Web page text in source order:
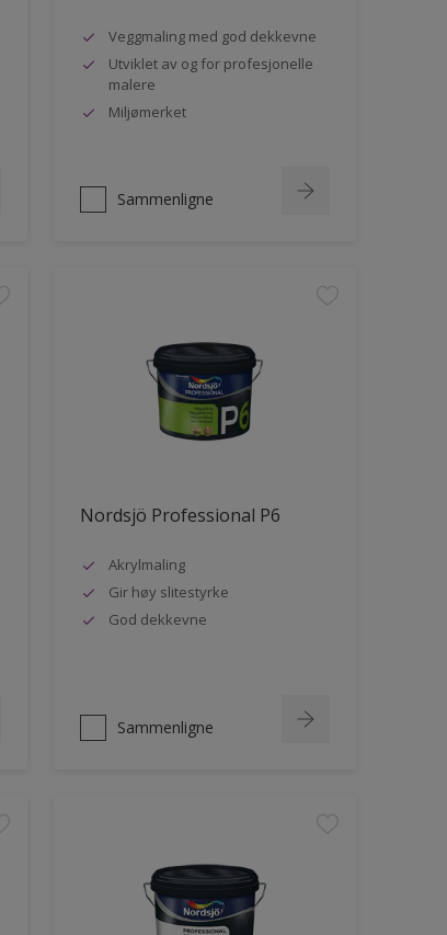
Veggmaling med god dekkevne
Utviklet av og for profesjonelle
malere
Miljømerket
Sammenligne
Nordsjö Professional P6
Akrylmaling
Gir høy slitestyrke
God dekkevne
Sammenligne